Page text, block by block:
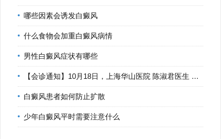
哪些因素会诱发白癜风
什么食物会加重白癜风病情
男性白癜风症状有哪些
【会诊通知】10月18日，上海华山医院 陈淑君医生 莅临宁波华仁
白癜风患者如何防止扩散
少年白癜风平时需要注意什么